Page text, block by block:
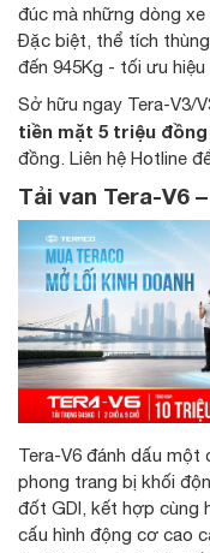
đúc mà những dòng
Đặc biệt, thể tích
đến 945Kg - tối ưu
Sở hữu ngay Tera-V3/
tiền mặt 5 triệu đồng
đồng. Liên hệ Hotline
Tải van Tera-V6
Tera-V6 đánh dấu
phong trang bị khối
đốt GDI, kết hợp cùng
cấu hình động cơ cao